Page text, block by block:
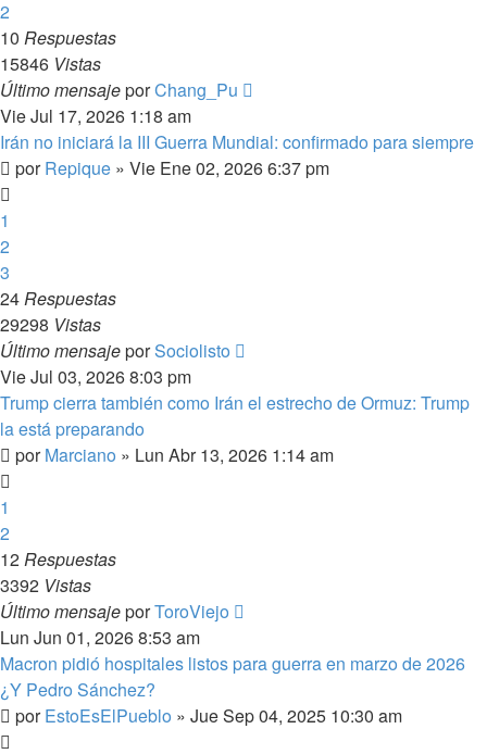
2
10 Respuestas
15846 Vistas
Último mensajeporChang_Pu
Vie Jul 17, 2026 1:18 am
Irán no iniciará la III Guerra Mundial: confirmado para siempre
porRepique » Vie Ene 02, 2026 6:37 pm
1
2
3
24Respuestas
29298 Vistas
Último mensajeporSociolisto
Vie Jul 03, 2026 8:03 pm
Trump cierra también como Irán el estrecho de Ormuz: Trump
la está preparando
porMarciano » Lun Abr 13, 2026 1:14 am
1
2
12Respuestas
3392 Vistas
Último mensajeporToroViejo
Lun Jun 01, 2026 8:53 am
Macron pidió hospitales listos para guerra en marzo de 2026
¿Y Pedro Sánchez?
porEstoEsElPueblo » Jue Sep 04, 2025 10:30 am